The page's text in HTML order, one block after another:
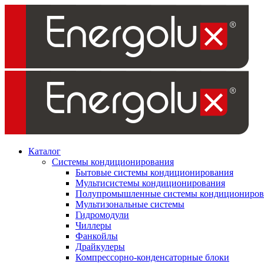
Каталог
Системы кондиционирования
Бытовые системы кондиционирования
Мультисистемы кондиционирования
Полупромышленные системы
Мультизональные системы
Гидромодули
Чиллеры
Фанкойлы
Драйкулеры
Компрессорно-конденсаторные блоки